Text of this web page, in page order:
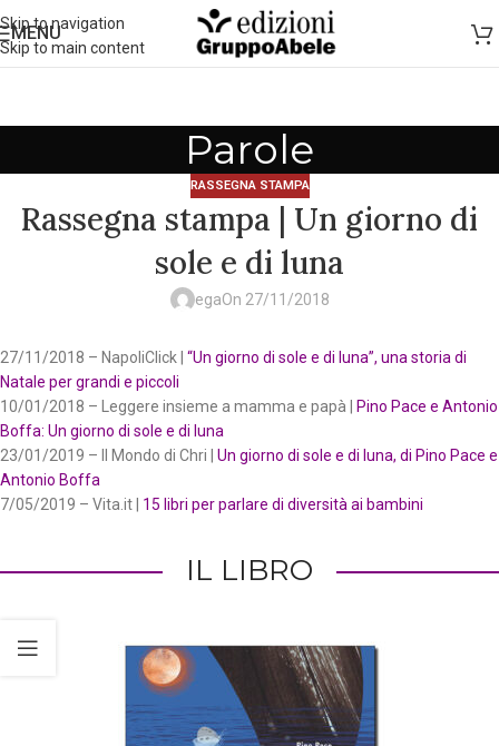
Skip to navigation
Skip to main content
MENU
Parole
RASSEGNA STAMPA
Rassegna stampa | Un giorno di
sole e di luna
egaOn 27/11/2018
27/11/2018 – NapoliClick | “Un giorno di sole e di luna”, una storia di
Natale per grandi e piccoli
10/01/2018 – Leggere insieme a mamma e papà |
Pino Pace e Antonio
Boffa: Un giorno di sole e di luna
23/01/2019 – Il Mondo di Chri | Un giorno di sole e di luna, di Pino Pace e
Antonio Boffa
7/05/2019 – Vita.it | 15 libri per parlare di diversità ai bambini
IL LIBRO